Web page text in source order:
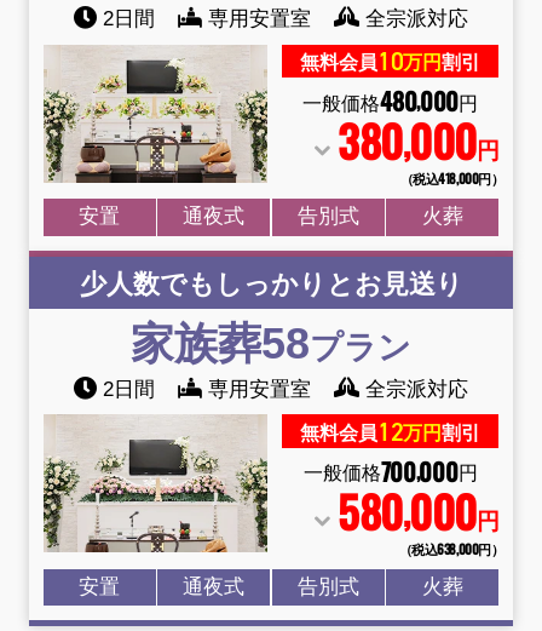
2日間 専用安置室 全宗派対応
無料会員10万円割引
一般価格480,000円
380,000円
（税込418,000円）
安置 通夜式 告別式 火葬
少人数でもしっかりとお見送り
家族葬58プラン
2日間 専用安置室 全宗派対応
無料会員12万円割引
一般価格700,000円
580,000円
（税込638,000円）
安置 通夜式 告別式 火葬